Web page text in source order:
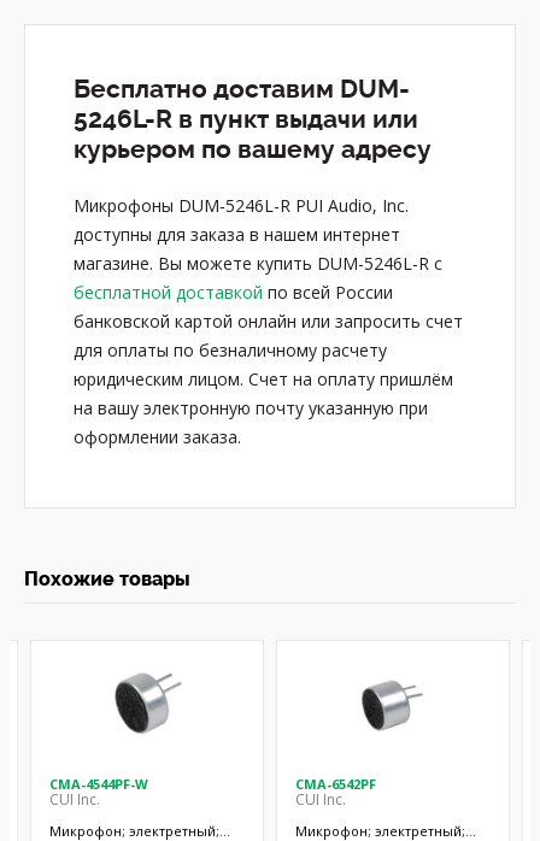
Бесплатно доставим DUM-
5246L-R в пункт выдачи или
курьером по вашему адресу
Микрофоны DUM-5246L-R PUI Audio, Inc.
доступны для заказа в нашем интернет
магазине. Вы можете купить DUM-5246L-R с
бесплатной доставкой по всей России
банковской картой онлайн или запросить счет
для оплаты по безналичному расчету
юридическим лицом. Счет на оплату пришлём
на вашу электронную почту указанную при
оформлении заказа.
Похожие товары
CMA-4544PF-W
CUI Inc.
Микрофон; электретный;
CMA-6542PF
CUI Inc.
Микрофон; электретный;